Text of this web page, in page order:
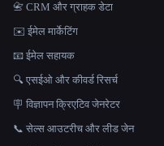
📇 CRM और ग्राहक डेटा
✉️ ईमेल मार्केटिंग
📧 ईमेल सहायक
🔍 एसईओ और कीवर्ड रिसर्च
🪧 विज्ञापन क्रिएटिव जेनरेटर
📞 सेल्स आउटरीच और लीड जेन